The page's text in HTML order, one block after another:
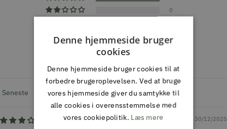
0
Skriv en
anmeldelse
Sort by
30/12/2025
Denne hjemmeside bruger
cookies
Denne hjemmeside bruger cookies til at
forbedre brugeroplevelsen. Ved at bruge
vores hjemmeside giver du samtykke til
alle cookies i overensstemmelse med
vores cookiepolitik. Læs mere